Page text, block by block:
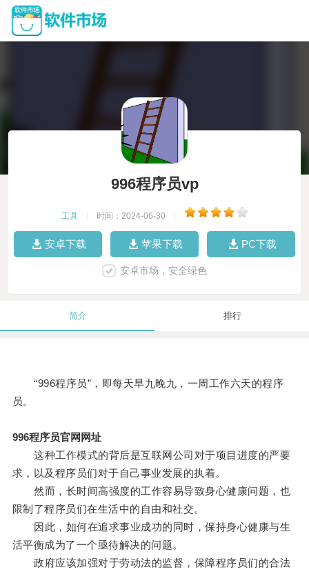
996程序员vp
工具 时间：2024-06-30
安卓下载 苹果下载 PC下载
安卓市场，安全绿色
简介 排行
“996程序员”，即每天早九晚九，一周工作六天的程序
员。
996程序员官网网址
这种工作模式的背后是互联网公司对于项目进度的严要
求，以及程序员们对于自己事业发展的执着。
然而，长时间高强度的工作容易导致身心健康问题，也
限制了程序员们在生活中的自由和社交。
因此，如何在追求事业成功的同时，保持身心健康与生
活平衡成为了一个亟待解决的问题。
政府应该加强对于劳动法的监督，保障程序员们的合法